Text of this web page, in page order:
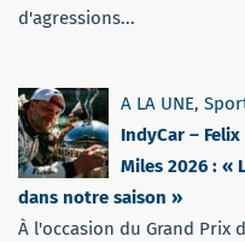
d'agressions...
A LA UNE,
IndyCar –
Miles 2026 : «
dans notre saison »
À l'occasion du Grand Prix